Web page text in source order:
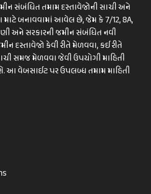
સંબંધિત તમામ દસ્તાવેજોની સાચી અને
બનાવવામાં આવેલ છે, જેમ કે 7/12, 8A,
અને સરકારની જમીન સંબંધિત નવી
દસ્તાવેજો કેવી રીતે મેળવવા, કઈ રીતે
સમજ મેળવવા જેવી ઉપયોગી માહિતી
વેબસાઈટ પર ઉપલબ્ધ તમામ માહિતી